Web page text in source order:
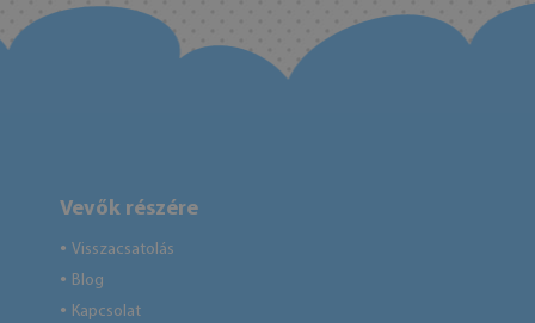
Vevők részére
● Visszacsatolás
● Blog
● Kapcsolat